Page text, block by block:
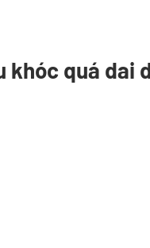
khóc quá dai